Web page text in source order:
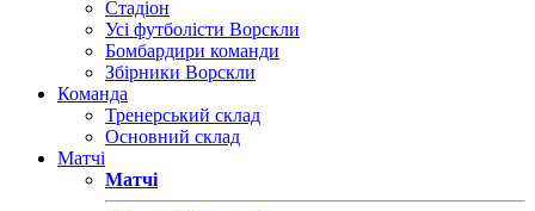
Стадіон
Усі футболісти Ворскли
Бомбардири команди
Збірники Ворскли
Команда
Тренерський склад
Основний склад
Матчі
Матчі